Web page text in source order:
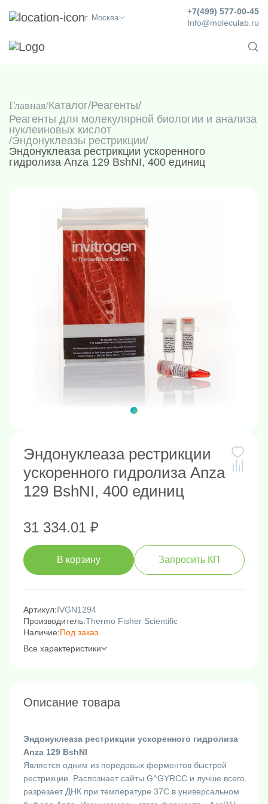
г. Москва
Info@moleculab.ru
+7(499) 577-00-45
Главная Каталог/Реагенты/
Реагенты для молекулярной биологии и анализа
нуклеиновых кислот
/Эндонуклеазы рестрикции/
Эндонуклеаза рестрикции ускоренного
гидролиза Anza 129 BshNI, 400 единиц
Эндонуклеаза рестрикции
ускоренного гидролиза Anza
129 BshNI, 400 единиц
31 334.01 ₽
В корзину Запросить КП
Артикул:IVGN1294
Производитель:Thermo Fisher Scientific
Наличие:Под заказ
Все характеристики
Описание товара
Эндонуклеаза рестрикции ускоренного гидролиза
Anza 129 BshNI
Является одним из передовых ферментов быстрой
рестрикции. Распознает сайты G^GYRCC и лучше всего
разрезает ДНК при температуре 37C в универсальном